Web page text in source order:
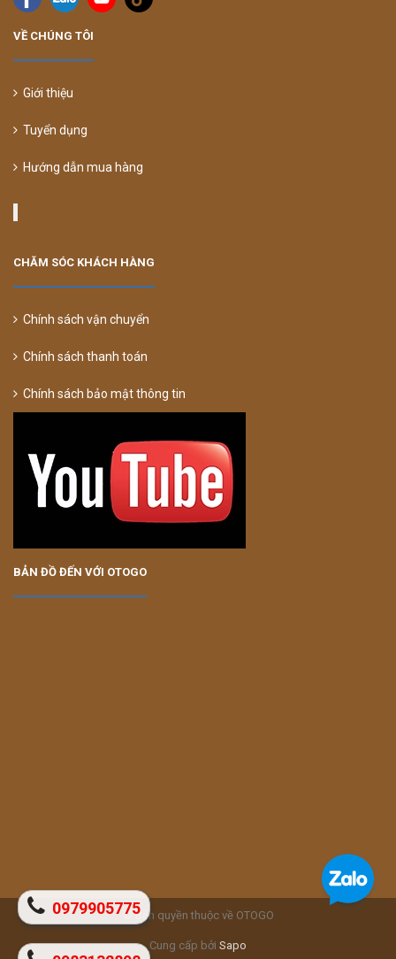
VỀ CHÚNG TÔI
Giới thiệu
Tuyển dụng
Hướng dẫn mua hàng
CHĂM SÓC KHÁCH HÀNG
Chính sách vận chuyển
Chính sách thanh toán
Chính sách bảo mật thông tin
BẢN ĐỒ ĐẾN VỚI OTOGO
© Bản quyền thuộc về OTOGO
Cung cấp bởi Sapo
0979905775